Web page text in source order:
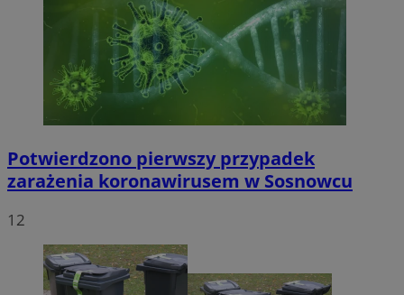
Potwierdzono pierwszy przypadek
zarażenia koronawirusem w Sosnowcu
12